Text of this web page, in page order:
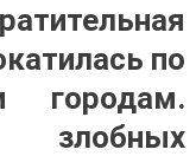
по
городам.
злобных